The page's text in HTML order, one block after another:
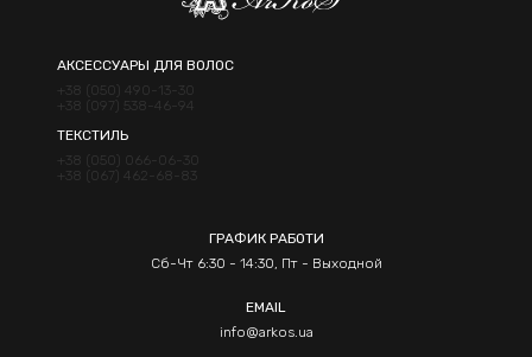
АКСЕССУАРЫ ДЛЯ ВОЛОС
+38 (050) 490-13-30
+38 (097) 538-46-94
ТЕКСТИЛЬ
+38 (050) 066-06-30
+38 (067) 462-68-83
ГРАФИК РАБОТИ
Сб-Чт 6:30 - 14:30, Пт - Выходной
EMAIL
info@arkos.ua